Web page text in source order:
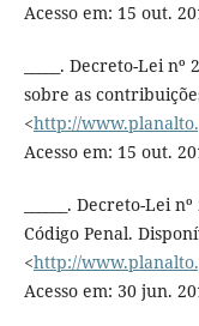
Acesso em: 15 out.
_____. Decreto-Lei
sobre as
<http://
Acesso em: 15 out.
______. Decreto-Lei
Código Penal.
<http://
Acesso em: 30 jun.